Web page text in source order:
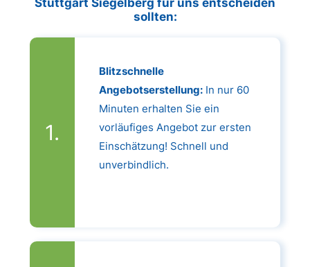
sollten:
Blitzschnelle
Angebotserstellung:In nur 60
Minuten erhalten Sie ein
vorläufiges Angebot zur ersten
Einschätzung! Schnell und
unverbindlich.